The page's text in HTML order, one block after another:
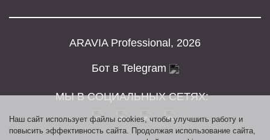
ARAVIA Professional, 2026
Бот в Telegram
МЫ В СОЦИАЛЬНЫХ СЕТЯХ:
Наш сайт использует файлы cookies, чтобы улучшить работу и
повысить эффективность сайта. Продолжая использование сайта,